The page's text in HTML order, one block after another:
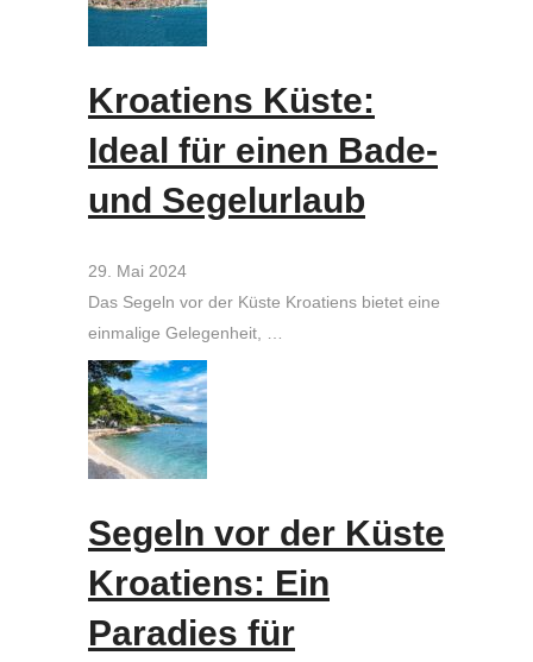
Kroatiens Küste:
Ideal für einen Bade-
und Segelurlaub
29. Mai 2024
Das Segeln vor der Küste Kroatiens bietet eine
einmalige Gelegenheit, …
Segeln vor der Küste
Kroatiens: Ein
Paradies für